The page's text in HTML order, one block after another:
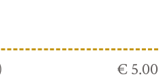
€ 5.00